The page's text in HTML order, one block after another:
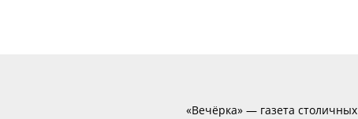
«Вечёрка» — газета столичных